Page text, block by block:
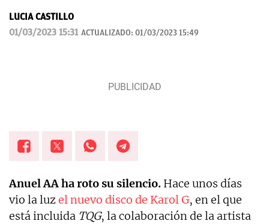
LUCIA CASTILLO
01/03/2023 15:31 ACTUALIZADO: 01/03/2023 15:49
Anuel AA ha roto su silencio. Hace unos días
vio la luzel nuevo disco de Karol G, en el que
está incluida TQG, la colaboración de la artista